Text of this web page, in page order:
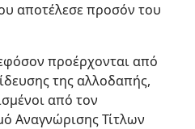
αποτέλεσε προσόν του
προέρχονται από
της αλλοδαπής,
από τον
Αναγνώρισης Τίτλων